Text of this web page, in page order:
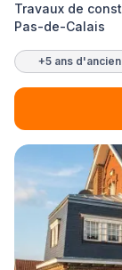
Travaux de
Pas-de-Calais
+5 ans